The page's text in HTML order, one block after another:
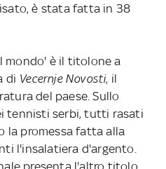
è stata fatta in 38
mondo' è il titolone a
di Vecernje Novosti, il
del paese. Sullo
tennisti serbi, tutti rasati
la promessa fatta alla
l'insalatiera d'argento.
presenta l'altro titolo